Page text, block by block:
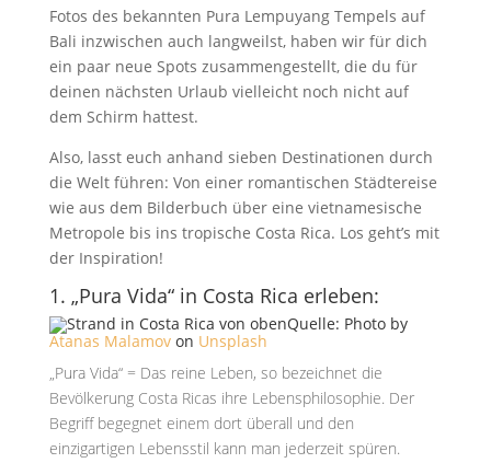
Fotos des bekannten Pura Lempuyang Tempels auf
Bali inzwischen auch langweilst, haben wir für dich
ein paar neue Spots zusammengestellt, die du für
deinen nächsten Urlaub vielleicht noch nicht auf
dem Schirm hattest.
Also, lasst euch anhand sieben Destinationen durch
die Welt führen: Von einer romantischen Städtereise
wie aus dem Bilderbuch über eine vietnamesische
Metropole bis ins tropische Costa Rica. Los geht’s mit
der Inspiration!
1. „Pura Vida“ in Costa Rica erleben:
Quelle: Photo by
Atanas Malamovon Unsplash
„Pura Vida“ = Das reine Leben, so bezeichnet die
Bevölkerung Costa Ricas ihre Lebensphilosophie. Der
Begriff begegnet einem dort überall und den
einzigartigen Lebensstil kann man jederzeit spüren.